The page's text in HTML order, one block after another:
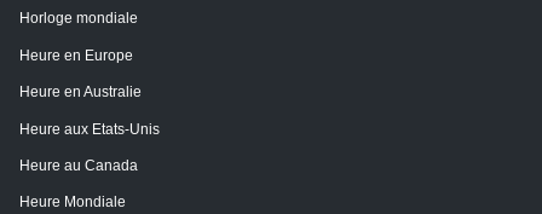
Horloge mondiale
Heure en Europe
Heure en Australie
Heure aux Etats-Unis
Heure au Canada
Heure Mondiale